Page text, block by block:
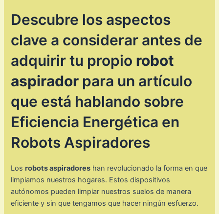
Descubre los aspectos
clave a considerar antes de
adquirir tu propio robot
aspirador para un artículo
que está hablando sobre
Eficiencia Energética en
Robots Aspiradores
Los robots aspiradores han revolucionado la forma en que
limpiamos nuestros hogares. Estos dispositivos
autónomos pueden limpiar nuestros suelos de manera
eficiente y sin que tengamos que hacer ningún esfuerzo.